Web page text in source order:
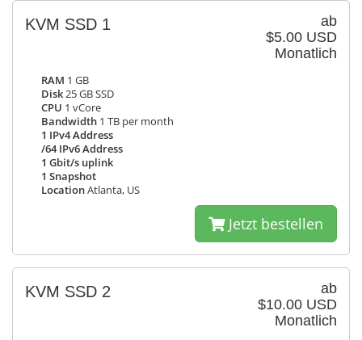
ab
$5.00 USD
Monatlich
KVM SSD 1
RAM 1 GB
Disk25 GB SSD
CPU 1 vCore
Bandwidth 1 TB per month
1 IPv4 Address
/64 IPv6 Address
1 Gbit/s uplink
1 Snapshot
LocationAtlanta, US
Jetzt bestellen
ab
$10.00 USD
Monatlich
KVM SSD 2